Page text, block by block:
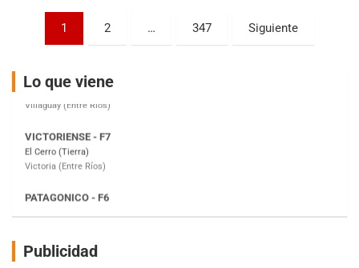
Paginación
entradas
1 2 … 347 Siguiente
Lo que viene
Villaguay (Entre Ríos)
El Cerro (Tierra)
Victoria (Entre Ríos)
Moto Club Reginense (Tierra)
Gral. E. Godoy (Río Negro)
Juventud Unida (Tierra)
NORESTE SANTAFESINO - F6
Ciudad de Avellaneda (Asfalto)
Publicidad